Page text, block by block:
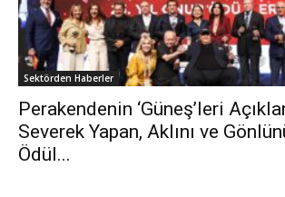
Sektörden Haberler
Perakendenin ‘Güneş’leri
Severek Yapan, Aklını ve
Ödül...